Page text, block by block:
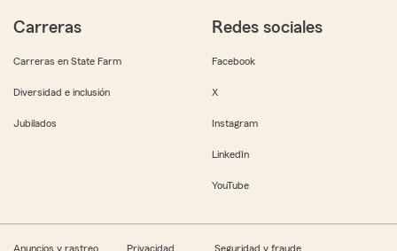
Carreras
Carreras en State Farm
Diversidad e inclusión
Jubilados
Redes sociales
Facebook
X
Instagram
LinkedIn
YouTube
Anuncios y rastreo Privacidad Seguridad y fraude